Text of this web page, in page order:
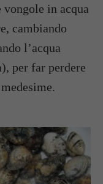
in acqua
cambiando
l’acqua
per far perdere